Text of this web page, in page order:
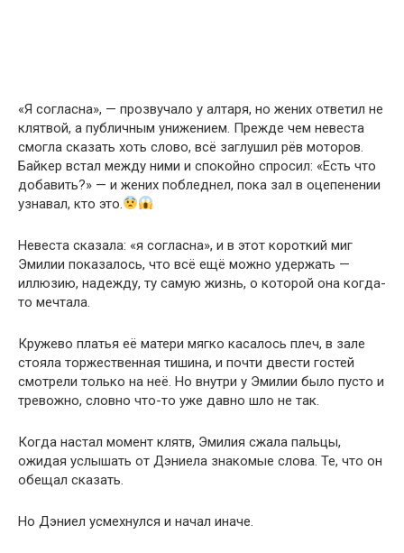
«Я согласна», — прозвучало у алтаря, но жених ответил не
клятвой, а публичным унижением. Прежде чем невеста
смогла сказать хоть слово, всё заглушил рёв моторов.
Байкер встал между ними и спокойно спросил: «Есть что
добавить?» — и жених побледнел, пока зал в оцепенении
узнавал, кто это.
Невеста сказала: «я согласна», и в этот короткий миг
Эмилии показалось, что всё ещё можно удержать —
иллюзию, надежду, ту самую жизнь, о которой она когда-
то мечтала.
Кружево платья её матери мягко касалось плеч, в зале
стояла торжественная тишина, и почти двести гостей
смотрели только на неё. Но внутри у Эмилии было пусто и
тревожно, словно что-то уже давно шло не так.
Когда настал момент клятв, Эмилия сжала пальцы,
ожидая услышать от Дэниела знакомые слова. Те, что он
обещал сказать.
Но Дэниел усмехнулся и начал иначе.